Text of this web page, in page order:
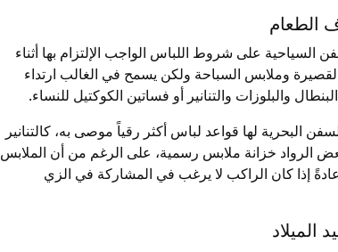
الطعام
على شروط اللباس الواجب الإلتزام بها أثناء
القصيرة وملابس السباحة ولكن يسمح في الغالب ارتداء
والبلوزات والتنانير أو فساتين الكوكتيل للنساء.
البحرية لها قواعد لباس أكثر رقياً موصى به، كالتنانير
بعض الرواد خزانة ملابس رسمية، على الرغم من أن الملابس
إذا كان الراكب لا يرغب في المشاركة في الزي
الميلاد